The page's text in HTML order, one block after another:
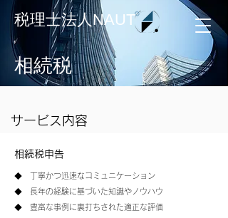
税理士法人NAUT
相続税
サービス内容
​相続税申告
◆ 丁寧かつ迅速なコミュニケーション
◆ 長年の経験に基づいた知識やノウハウ
​◆ 豊富な事例に裏打ちされた適正な評価